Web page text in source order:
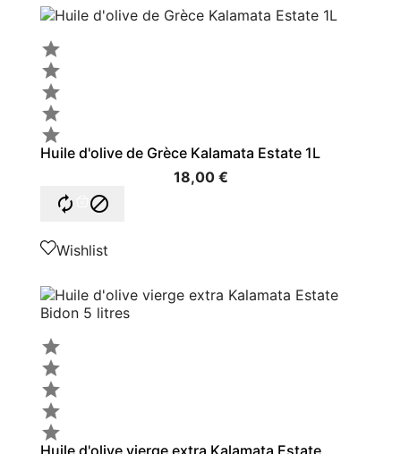





Huile d'olive de Grèce Kalamata Estate 1L
18,00 €
 
Wishlist





Huile d'olive vierge extra Kalamata Estate